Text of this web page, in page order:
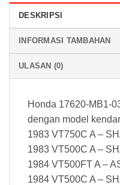
DESKRIPSI
INFORMASI TAMBAHAN
ULASAN (0)
Honda 17620-MB1-
dengan model
1983 VT750C A –
1983 VT500C A –
1984 VT500FT A –
1984 VT500C A –